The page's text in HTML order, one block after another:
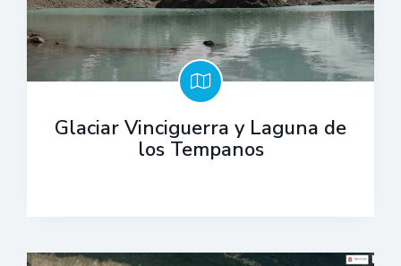
Glaciar Vinciguerra y Laguna de
los Tempanos